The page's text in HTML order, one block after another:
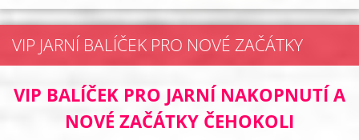
VIP JARNÍ BALÍČEK PRO NOVÉ ZAČÁTKY
VIP BALÍČEK PRO JARNÍ NAKOPNUTÍ A
NOVÉ ZAČÁTKY ČEHOKOLI